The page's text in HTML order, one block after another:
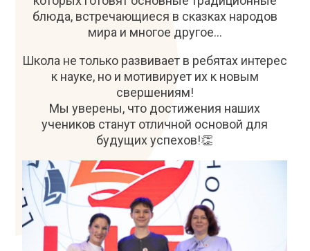
блюда, встречающиеся в сказках народов
мира и многое другое…
Школа не только развивает в ребятах интерес
к науке, но и мотивирует их к новым
свершениям!
Мы уверены, что достижения наших
учеников станут отличной основой для
будущих успехов!👏